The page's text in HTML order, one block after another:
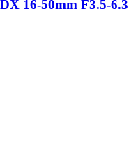
16-50mm F3.5-6.3